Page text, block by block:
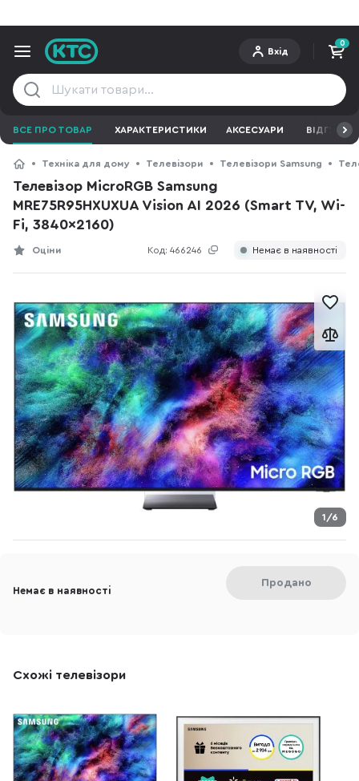
Вхід
0
ВСЕ ПРО ТОВАР ХАРАКТЕРИСТИКИ АКСЕСУАРИ ВІДГУКИ
Техніка для дому Телевізори Телевізори Samsung
Телевізор MicroRGB Samsung
MRE75R95HXUXUA Vision AI 2026 (Smart TV, Wi-
Fi, 3840x2160)
Код: 466246
Оціни Немає в наявності
1/6
Немає в наявності
Продано
Схожі телевізори